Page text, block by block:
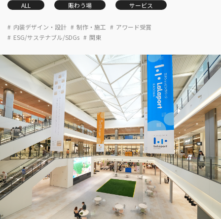
ALL 賑わう場 サービス
内装デザイン・設計 制作・施工
アワード受賞
ESG/サステナブル/SDGs
関東